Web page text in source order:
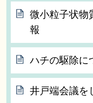
微小粒子状物
報
ハチの駆除に
井戸端会議を